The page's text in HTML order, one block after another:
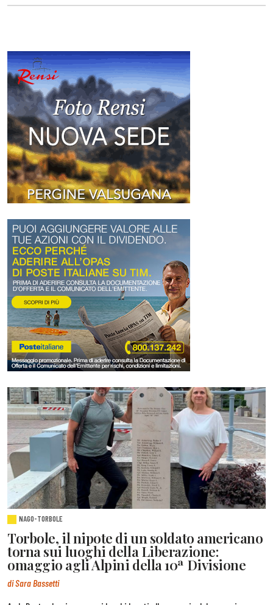
NAGO-TORBOLE
Torbole, il nipote di un soldato americano
torna sui luoghi della Liberazione:
omaggio agli Alpini della 10ª Divisione
di Sara Bassetti